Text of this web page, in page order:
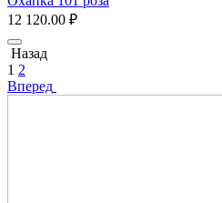
12 120.00 ₽
Назад
1 2
Вперед